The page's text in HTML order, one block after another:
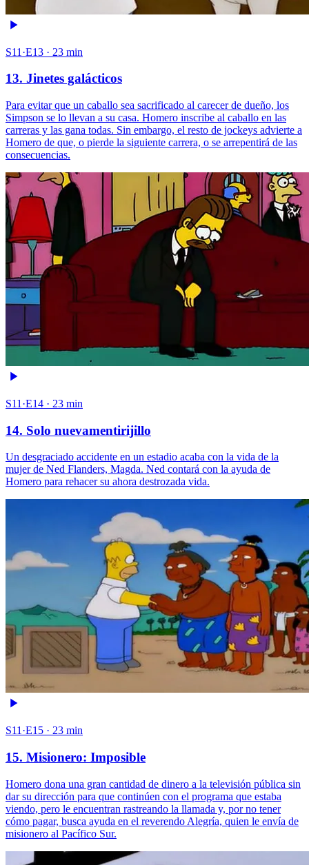
S11·E13 · 23 min
13. Jinetes galácticos
Para evitar que un caballo sea sacrificado al carecer de dueño, los
Simpson se lo llevan a su casa. Homero inscribe al caballo en las
carreras y las gana todas. Sin embargo, el resto de jockeys advierte a
Homero de que, o pierde la siguiente carrera, o se arrepentirá de las
consecuencias.
S11·E14 · 23 min
14. Solo nuevamentirijillo
Un desgraciado accidente en un estadio acaba con la vida de la
mujer de Ned Flanders, Magda. Ned contará con la ayuda de
Homero para rehacer su ahora destrozada vida.
S11·E15 · 23 min
15. Misionero: Imposible
Homero dona una gran cantidad de dinero a la televisión pública sin
dar su dirección para que continúen con el programa que estaba
viendo, pero le encuentran rastreando la llamada y, por no tener
cómo pagar, busca ayuda en el reverendo Alegría, quien le envía de
misionero al Pacífico Sur.